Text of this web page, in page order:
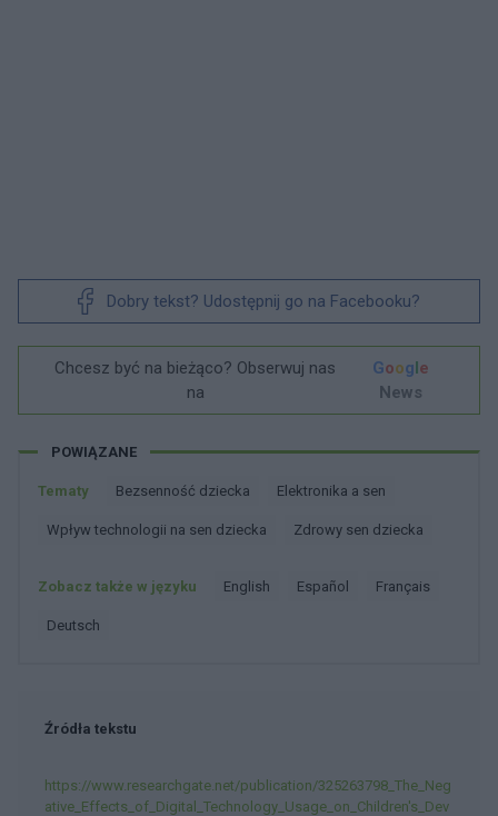
Dobry tekst? Udostępnij go na Facebooku?
Chcesz być na bieżąco? Obserwuj nas
na
Google
News
POWIĄZANE
Tematy Bezsenność dziecka Elektronika a sen
Wpływ technologii na sen dziecka Zdrowy sen dziecka
Zobacz także w języku english español français
deutsch
Źródła tekstu
https://www.researchgate.net/publication/325263798_The_Neg
ative_Effects_of_Digital_Technology_Usage_on_Children's_Dev